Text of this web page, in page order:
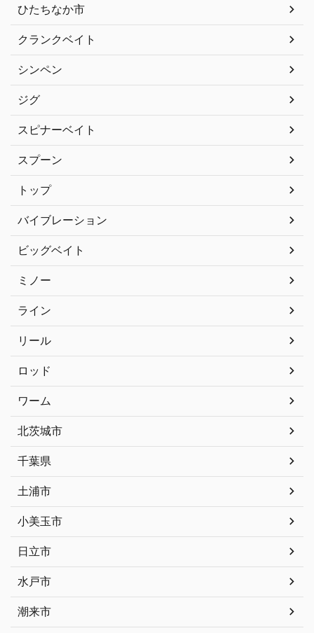
ひたちなか市
クランクベイト
シンペン
ジグ
スピナーベイト
スプーン
トップ
バイブレーション
ビッグベイト
ミノー
ライン
リール
ロッド
ワーム
北茨城市
千葉県
土浦市
小美玉市
日立市
水戸市
潮来市